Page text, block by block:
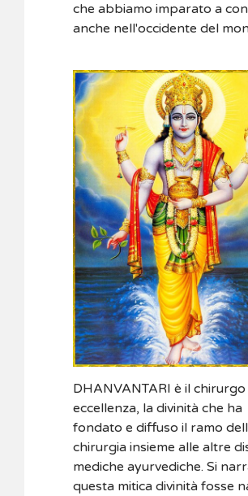
che abbiamo imparato a
anche nell'occidente del
DHANVANTARI è il
eccellenza, la divinità che ha
fondato e diffuso il ramo
chirurgia insieme alle altre
mediche ayurvediche. Si
questa mitica divinità fosse